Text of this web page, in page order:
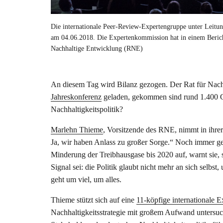
Die internationale Peer-Review-Expertengruppe unter
am 04.06.2018. Die Expertenkommission hat in einem
Nachhaltige Entwicklung (RNE)
An diesem Tag wird Bilanz gezogen. Der Rat für
Jahreskonferenz geladen, gekommen sind rund 1.400
Nachhaltigkeitspolitik?
Marlehn Thieme, Vorsitzende des RNE, nimmt in
Ja, wir haben Anlass zu großer Sorge.“ Noch immer
Minderung der Treibhausgase bis 2020 auf, warnt
Signal sei: die Politik glaubt nicht mehr an sich
geht um viel, um alles.
Thieme stützt sich auf eine 11-köpfige internationale
Nachhaltigkeitsstrategie mit großem Aufwand